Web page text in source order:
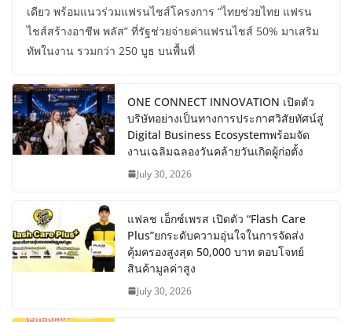
เดียว พร้อมแนวร่วมแฟรนไชส์โครงการ “ไทยช่วยไทย แฟรน
ไชส์สร้างอาชีพ พลัส” ที่รัฐช่วยจ่ายค่าแฟรนไชส์ 50% มาเสริม
ทัพในงาน รวมกว่า 250 บูธ บนพื้นที่
ONE CONNECT INNOVATION เปิดตัว
บริษัทอย่างเป็นทางการประกาศวิสัยทัศน์สู่
Digital Business Ecosystemพร้อมจัด
งานเฉลิมฉลองวันคล้ายวันเกิดผู้ก่อตั้ง
July 30, 2026
แฟลช เอ็กซ์เพรส เปิดตัว “Flash Care
Plus”ยกระดับความอุ่นใจในการจัดส่ง
คุ้มครองสูงสุด 50,000 บาท ตอบโจทย์
สินค้ามูลค่าสูง
July 30, 2026